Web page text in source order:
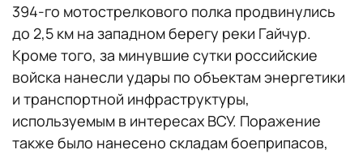
394-го мотострелкового полка продвинулись
до 2,5 км на западном берегу реки Гайчур.
Кроме того, за минувшие сутки российские
войска нанесли удары по объектам энергетики
и транспортной инфраструктуры,
используемым в интересах ВСУ. Поражение
также было нанесено складам боеприпасов,